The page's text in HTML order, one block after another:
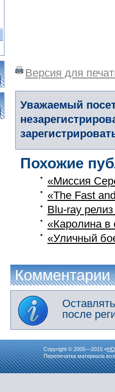
Версия для
Уважаемый
Похожие
«Миссия
«The Fast
Blu-ray
«Каролина в
«Уличный
Комментарии
после
Copyright © 2005—2015 «
Перепечатка материала